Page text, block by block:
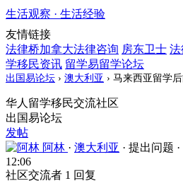
生活观察 · 生活经验
友情链接
法律桥加拿大法律咨询 房东卫士 法
学移民资讯 留学易留学论坛
出国易论坛 › 澳大利亚 › 马来西亚留学后
华人留学移民交流社区
出国易论坛
发帖
阿林 · 澳大利亚 · 提出问题 ·
12:06
社区交流者 1 回复